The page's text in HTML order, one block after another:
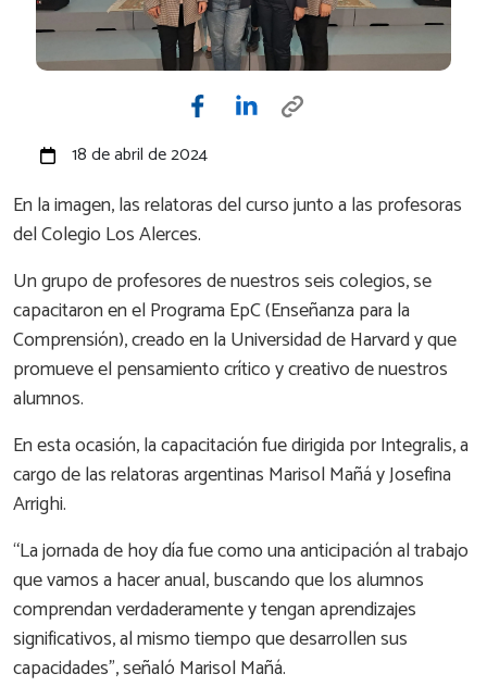
18 de abril de 2024
En la imagen, las relatoras del curso junto a las profesoras
del Colegio Los Alerces.
Un grupo de profesores de nuestros seis colegios, se
capacitaron en el Programa EpC (Enseñanza para la
Comprensión), creado en la Universidad de Harvard y que
promueve el pensamiento crítico y creativo de nuestros
alumnos.
En esta ocasión, la capacitación fue dirigida por Integralis, a
cargo de las relatoras argentinas Marisol Mañá y Josefina
Arrighi.
“La jornada de hoy día fue como una anticipación al trabajo
que vamos a hacer anual, buscando que los alumnos
comprendan verdaderamente y tengan aprendizajes
significativos, al mismo tiempo que desarrollen sus
capacidades”, señaló Marisol Mañá.